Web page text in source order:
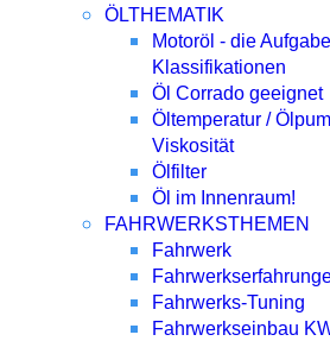
ÖLTHEMATIK
Motoröl - die
Klassifikationen
Öl Corrado geeignet
Öltemperatur /
Viskosität
Ölfilter
Öl im Innenraum!
FAHRWERKSTHEMEN
Fahrwerk
Fahrwerks-Tuning
Fahrwerkseinbau